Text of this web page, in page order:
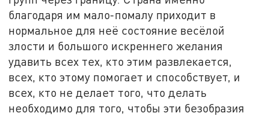
благодаря им мало-помалу приходит в
нормальное для неё состояние весёлой
злости и большого искреннего желания
удавить всех тех, кто этим развлекается,
всех, кто этому помогает и способствует, и
всех, кто не делает того, что делать
необходимо для того, чтобы эти безобразия